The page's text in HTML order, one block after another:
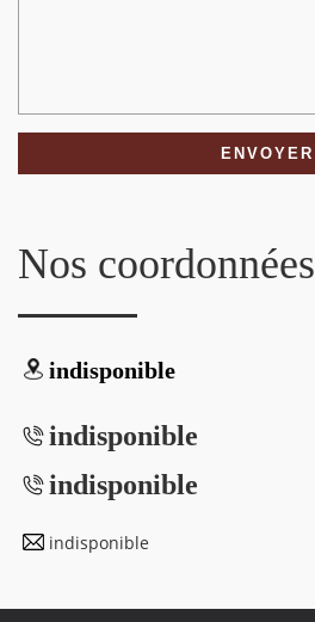
Nos coordonnées
indisponible
indisponible
indisponible
indisponible